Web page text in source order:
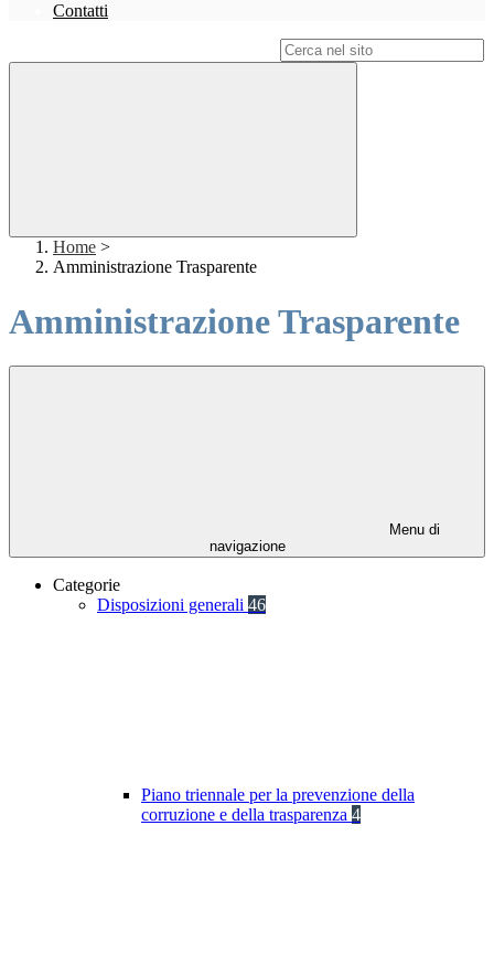
Contatti
Home >
Amministrazione Trasparente
Amministrazione Trasparente
Menu di
navigazione
Categorie
Disposizioni generali 46
Piano triennale per la prevenzione della
corruzione e della trasparenza 4